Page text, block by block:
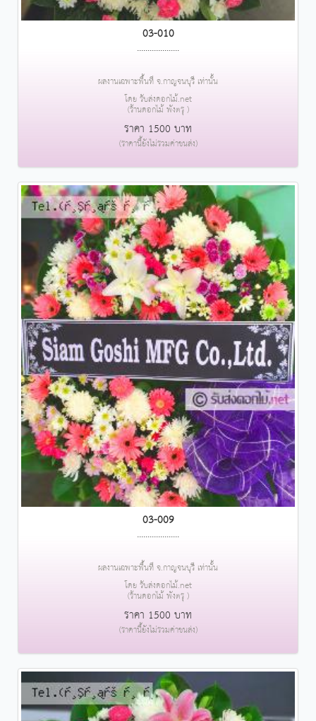
03-010
....................
ผลงานเฉพาะพื้นที่ จ.กาญจนบุรี เท่านั้น
โดย รับส่งดอกไม้.net
(ร้านดอกไม้ พังตรุ )
ราคา 1500 บาท
(ราคานี้ยังไม่รวมค่าขนส่ง)
03-009
....................
ผลงานเฉพาะพื้นที่ จ.กาญจนบุรี เท่านั้น
โดย รับส่งดอกไม้.net
(ร้านดอกไม้ พังตรุ )
ราคา 1500 บาท
(ราคานี้ยังไม่รวมค่าขนส่ง)